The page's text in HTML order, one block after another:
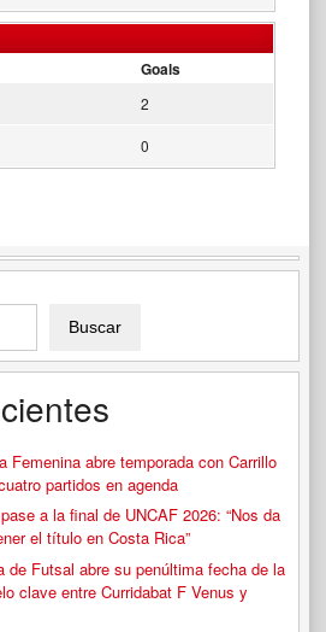
Goals
2
0
Buscar
Femenina abre temporada con Carrillo
partidos en agenda
a la final de UNCAF 2026: “Nos da
el título en Costa Rica”
de Futsal abre su penúltima fecha de la
clave entre Curridabat F Venus y